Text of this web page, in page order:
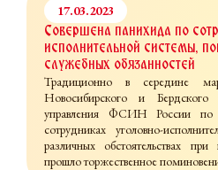
17.03.2023
Совершена панихида по
исполнительной системы,
служебных обязанностей
Традиционно в середине
Новосибирского и
управления ФСИН России по
сотрудниках уголовно-
различных обстоятельствах
прошло торжественное